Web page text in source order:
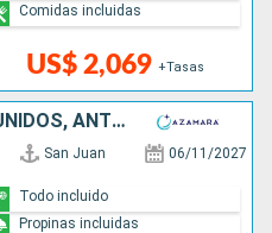
US$ 2,069 +Tasas
Comidas incluidas
PUERTO RICO, ESTADOS UNIDOS, ANTIGUA Y BARBUDA, SAN VINCENT Y LAS GRANADINAS, GRENADA, TRINIDAD Y TOBAGO, BARBADOS
San Juan 06/11/2027
Todo incluido
Propinas incluidas